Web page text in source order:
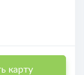
карту